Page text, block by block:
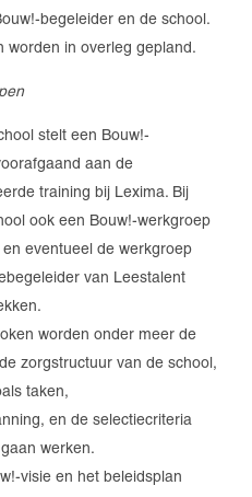
begeleider en de school.
worden in overleg gepland.
stelt een Bouw!-
aan de
training bij Lexima. Bij
ook een Bouw!-werkgroep
eventueel de werkgroep
van Leestalent
worden onder meer de
zorgstructuur van de school,
taken,
en de selectiecriteria
werken.
visie en het beleidsplan